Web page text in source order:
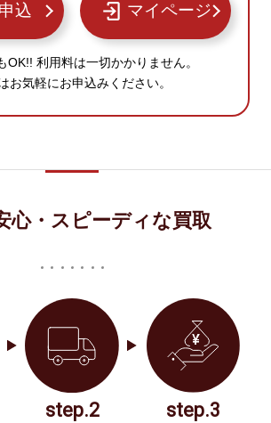
込 マイページ
OK!! 利用料は一切かかりません。
お気軽にお申込みください。
心・スピーディな買取
step.2 step.3